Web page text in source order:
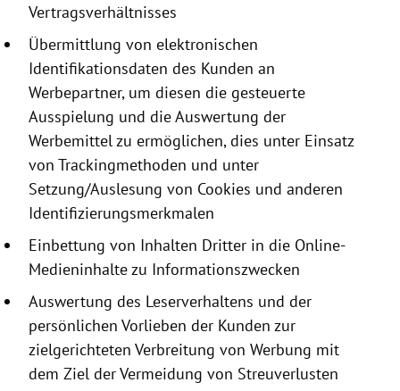
Vertragsverhältnisses
Übermittlung von elektronischen
Identifikationsdaten des Kunden an
Werbepartner, um diesen die gesteuerte
Ausspielung und die Auswertung der
Werbemittel zu ermöglichen, dies unter Einsatz
von Trackingmethoden und unter
Setzung/Auslesung von Cookies und anderen
Identifizierungsmerkmalen
Einbettung von Inhalten Dritter in die Online-
Medieninhalte zu Informationszwecken
Auswertung des Leserverhaltens und der
persönlichen Vorlieben der Kunden zur
zielgerichteten Verbreitung von Werbung mit
dem Ziel der Vermeidung von Streuverlusten